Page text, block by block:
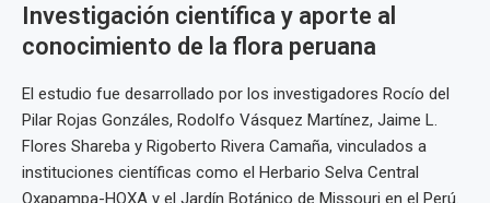
Investigación científica y aporte al
conocimiento de la flora peruana
El estudio fue desarrollado por los investigadores Rocío del
Pilar Rojas Gonzáles, Rodolfo Vásquez Martínez, Jaime L.
Flores Shareba y Rigoberto Rivera Camaña, vinculados a
instituciones científicas como el Herbario Selva Central
Oxapampa-HOXA y el Jardín Botánico de Missouri en el Perú.